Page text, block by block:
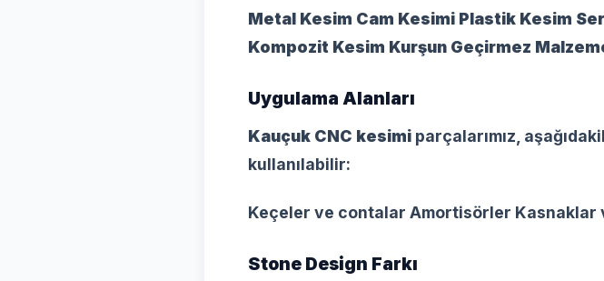
Metal Kesim Cam Kesimi Plastik Kesim
Kompozit Kesim Kurşun Geçirmez
Uygulama Alanları
Kauçuk CNC kesimi parçalarımız,
kullanılabilir:
Keçeler ve contalar Amortisörler Kasnaklar
Stone Design Farkı